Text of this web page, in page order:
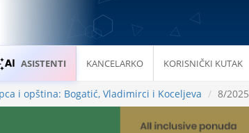
ASISTENTI KANCELARKO KORISNIČKI KUTAK
i opština: Bogatić, Vladimirci i Koceljeva 8/2025